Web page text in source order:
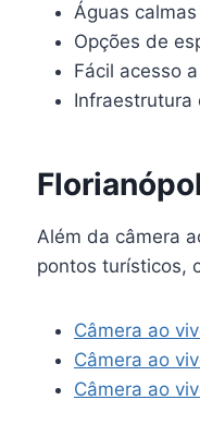
Águas
Opções de
Fácil acesso
Infraestrutura
Além da câmera
pontos turísticos,
Câmera ao
Câmera ao
Câmera ao